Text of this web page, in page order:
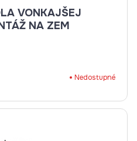
VONKAJŠEJ
NA ZEM
Nedostupné